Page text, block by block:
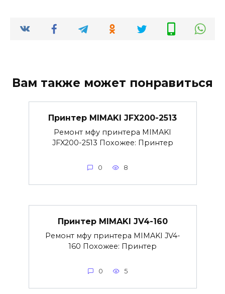
Вам также может понравиться
Принтер MIMAKI JFX200-2513
Ремонт мфу принтера MIMAKI
JFX200-2513 Похожее: Принтер
0 8
Принтер MIMAKI JV4-160
Ремонт мфу принтера MIMAKI JV4-
160 Похожее: Принтер
0 5